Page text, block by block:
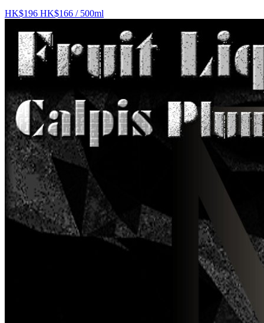
HK$196 HK$166 / 500ml